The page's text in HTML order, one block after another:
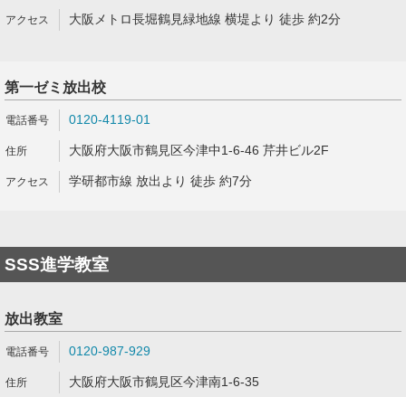
大阪メトロ長堀鶴見緑地線 横堤より 徒歩 約2分
第一ゼミ放出校
0120-4119-01
大阪府大阪市鶴見区今津中1-6-46 芹井ビル2F
学研都市線 放出より 徒歩 約7分
SSS進学教室
放出教室
0120-987-929
大阪府大阪市鶴見区今津南1-6-35